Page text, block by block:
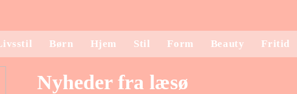
Børn Hjem Stil Form Beauty Fritid
Nyheder fra læsø